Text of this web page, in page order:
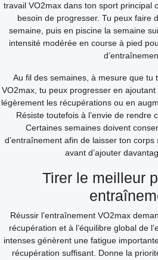
travail VO2max dans ton sport principal
besoin de progresser. Tu peux faire
semaine, puis en piscine la semaine
intensité modérée en course à pied
Au fil des semaines, à mesure que tu
VO2max, tu peux progresser en
légèrement les récupérations ou en
Résiste toutefois à l’envie de rendre
Certaines semaines doivent
d’entraînement afin de laisser ton corps
avant d’ajouter
Tirer le meilleur
Réussir l’entraînement VO2max
récupération et à l’équilibre global de
intenses génèrent une fatigue
récupération suffisant. Donne la